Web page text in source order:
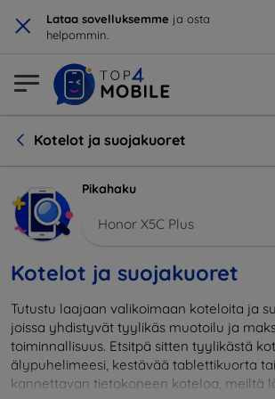
× Lataa sovelluksemme ja osta
helpommin.
Kotelot ja suojakuoret
Pikahaku
Honor X5C Plus
Kotelot ja suojakuoret
Tutustu laajaan valikoimaan koteloita ja
joissa yhdistyvät tyylikäs muotoilu ja
toiminnallisuus. Etsitpä sitten tyylikästä
älypuhelimeesi, kestävää tablettikuorta
kannettavan tietokoneen koteloa, meiltä